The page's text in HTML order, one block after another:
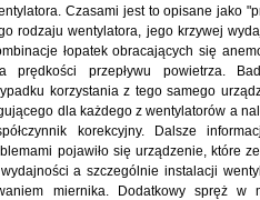
Czasami jest to opisane jako
rodzaju wentylatora, jego krzywej
łopatek obracających się
prędkości przepływu powietrza.
korzystania z tego samego
dla każdego z wentylatorów a
korekcyjny. Dalsze
pojawiło się urządzenie, które
a szczególnie instalacji
miernika. Dodatkowy spręż w